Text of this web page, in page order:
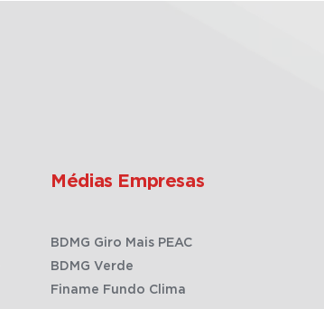
Médias Empresas
BDMG Giro Mais PEAC
BDMG Verde
Finame Fundo Clima